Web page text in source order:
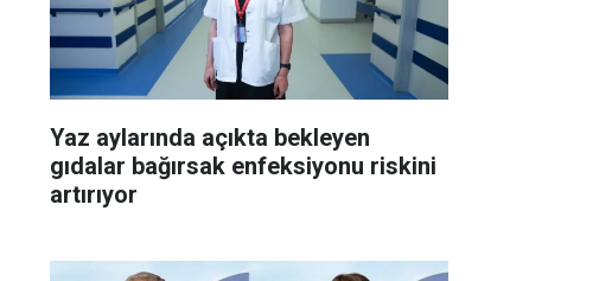
Yaz aylarında açıkta bekleyen
gıdalar bağırsak enfeksiyonu riskini
artırıyor